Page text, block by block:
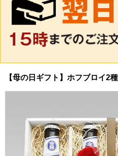
【母の日ギフト】ホフブロイ2